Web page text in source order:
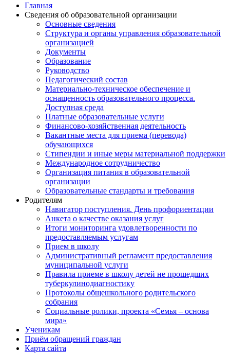
Главная
Сведения об образовательной организации
Основные сведения
Структура и органы управления образовательной
организацией
Документы
Образование
Руководство
Педагогический состав
Материально-техническое обеспечение и
оснащенность образовательного процесса.
Доступная среда
Платные образовательные услуги
Финансово-хозяйственная деятельность
Вакантные места для приема (перевода)
обучающихся
Стипендии и иные меры материальной поддержки
Международное сотрудничество
Организация питания в образовательной
организации
Образовательные стандарты и требования
Родителям
Навигатор поступления. День профориентации
Анкета о качестве оказания услуг
Итоги мониторинга удовлетворенности по
предоставляемым услугам
Прием в школу
Административный регламент предоставления
муниципальной услуги
Правила приеме в школу детей не прошедших
туберкулинодиагностику
Протоколы общешкольного родительского
собрания
Социальные ролики, проекта «Семья – основа
мира»
Ученикам
Приём обращений граждан
Карта сайта